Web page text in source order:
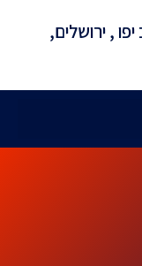
, ירושלים,